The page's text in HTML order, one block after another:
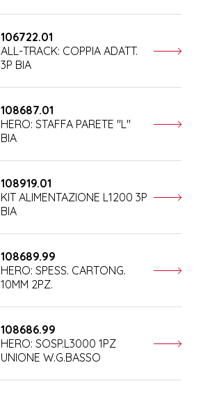
106722.01
ALL-TRACK: COPPIA ADATT.
3P BIA
108687.01
HERO: STAFFA PARETE "L"
BIA
108919.01
KIT ALIMENTAZIONE L1200 3P
BIA
108689.99
HERO: SPESS. CARTONG.
10MM 2PZ.
108686.99
HERO: SOSP.L3000 1PZ
UNIONE W.G.BASSO